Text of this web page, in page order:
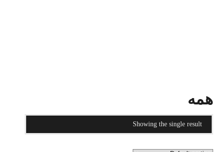
همه
Showing the single result